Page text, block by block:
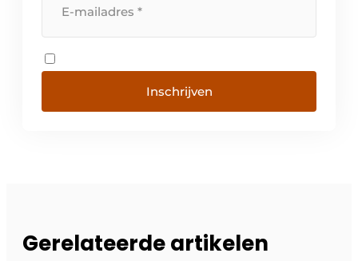
Inschrijven
Gerelateerde artikelen